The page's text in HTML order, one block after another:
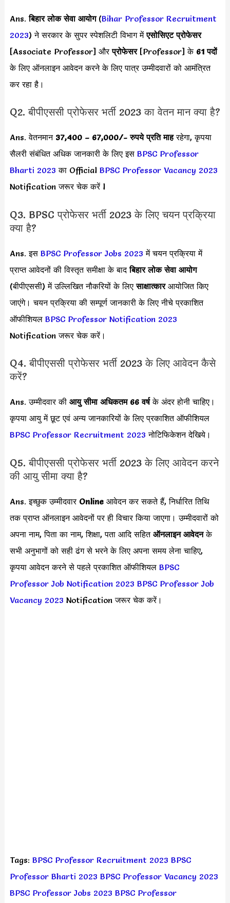
Ans.बिहार लोक सेवा आयोग(Bihar Professor Recruitment
2023) ने सरकार के सुपर स्पेशलिटी विभाग मेंएसोसिएट प्रोफेसर
[Associate Professor] औरप्रोफेसर [Professor] के 61 पदों
के लिए ऑनलाइन आवेदन करने के लिए पात्र उम्मीदवारों को आमंत्रित
कर रहा है।
Q2. बीपीएससी प्रोफेसर भर्ती 2023 का वेतन मान क्या है?
Ans. वेतनमान 37,400 – 67,000/- रुपये प्रति माहरहेगा, कृपया
सैलरी संबंधित अधिक जानकारी के लिए इस BPSC Professor
Bharti 2023 का Official BPSC Professor Vacancy 2023
Notification जरूर चेक करें l
Q3. BPSC प्रोफेसर भर्ती 2023 के लिए चयन प्रक्रिया
क्या है?
Ans. इस BPSC Professor Jobs 2023 में चयन प्रक्रिया में
प्राप्त आवेदनों की विस्तृत समीक्षा के बादबिहार लोक सेवा आयोग
(बीपीएससी) में उल्लिखित नौकरियों के लिएसाक्षात्कार आयोजित किए
जाएंगे। चयन प्रक्रिया की सम्पूर्ण जानकारी के लिए नीचे प्रकाशित
ऑफीशियल BPSC Professor Notification 2023
Notification जरूर चेक करें।
Q4. बीपीएससी प्रोफेसर भर्ती 2023 के लिए आवेदन कैसे
करें?
Ans. उम्मीदवार की आयु सीमा अधिकतम 66 वर्षके अंदर होनी चाहिए।
कृपया आयु में छूट एवं अन्य जानकारियों के लिए प्रकाशित ऑफीशियल
BPSC Professor Recruitment 2023 नोटिफिकेशन देखिये।
Q5. बीपीएससी प्रोफेसर भर्ती 2023 के लिए आवेदन करने
की आयु सीमा क्या है?
Ans. इच्छुक उम्मीदवार Online आवेदन कर सकते हैं, निर्धारित तिथि
तक प्राप्त ऑनलाइन आवेदनों पर ही विचार किया जाएगा। उम्मीदवारों को
अपना नाम, पिता का नाम, शिक्षा, पता आदि सहित ऑनलाइन आवेदनके
सभी अनुभागों को सही ढंग से भरने के लिए अपना समय लेना चाहिए,
कृपया आवेदन करने से पहले प्रकाशित ऑफीशियल BPSC
Professor Job Notification 2023 BPSC Professor Job
Vacancy 2023 Notification जरूर चेक करें।
Tags: BPSC Professor Recruitment 2023 BPSC
Professor Bharti 2023 BPSC Professor Vacancy 2023
BPSC Professor Jobs 2023 BPSC Professor